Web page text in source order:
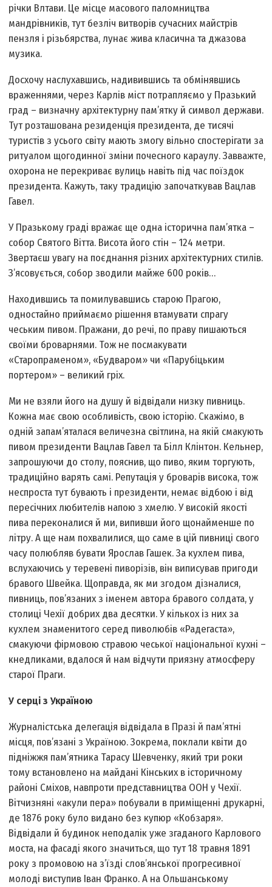
річки Влтави. Це місце масового паломництва
мандрівників, тут безліч витворів сучасних майстрів
пензля і різьбярства, лунає жива класична та джазова
музика.
Досхочу наслухавшись, надивившись та обмінявшись
враженнями, через Карлів міст потрапляємо у Празький
град – визначну архітектурну пам’ятку й символ держави.
Тут розташована резиденція президента, де тисячі
туристів з усього світу мають змогу вільно спостерігати за
ритуалом щогодинної зміни почесного караулу. Завважте,
охорона не перекриває вулиць навіть під час поїздок
президента. Кажуть, таку традицію започаткував Вацлав
Гавел.
У Празькому граді вражає ще одна історична пам’ятка –
собор Святого Вітта. Висота його стін – 124 метри.
Звертаєш увагу на поєднання різних архітектурних стилів.
З’ясовується, собор зводили майже 600 років…
Находившись та помилувавшись старою Прагою,
одностайно приймаємо рішення втамувати спрагу
чеським пивом. Пражани, до речі, по праву пишаються
своїми броварнями. Тож не посмакувати
«Старопраменом», «Будваром» чи «Парубіцьким
портером» – великий гріх.
Ми не взяли його на душу й відвідали низку пивниць.
Кожна має свою особливість, свою історію. Скажімо, в
одній запам’яталася величезна світлина, на якій смакують
пивом президенти Вацлав Гавел та Білл Клінтон. Кельнер,
запрошуючи до столу, пояснив, що пиво, яким торгують,
традиційно варять самі. Репутація у броварів висока, тож
неспроста тут бувають і президенти, немає відбою і від
пересічних любителів напою з хмелю. У високій якості
пива переконалися й ми, випивши його щонайменше по
літру. А ще нам похвалилися, що саме в цій пивниці свого
часу полюбляв бувати Ярослав Гашек. За кухлем пива,
вслухаючись у теревені пиворізів, він виписував пригоди
бравого Швейка. Щоправда, як ми згодом дізналися,
пивниць, пов’язаних з іменем автора бравого солдата, у
столиці Чехії добрих два десятки. У кількох із них за
кухлем знаменитого серед пиволюбів «Радегаста»,
смакуючи фірмовою стравою чеської національної кухні –
кнедликами, вдалося й нам відчути приязну атмосферу
старої Праги.
У серці з Україною
Журналістська делегація відвідала в Празі й пам’ятні
місця, пов’язані з Україною. Зокрема, поклали квіти до
підніжжя пам’ятника Тарасу Шевченку, який три роки
тому встановлено на майдані Кінських в історичному
районі Сміхов, навпроти представництва ООН у Чехії.
Вітчизняні «акули пера» побували в приміщенні друкарні,
де 1876 року було видано без купюр «Кобзаря».
Відвідали й будинок неподалік уже згаданого Карлового
моста, на фасаді якого значиться, що тут 18 травня 1891
року з промовою на з’їзді слов’янської прогресивної
молоді виступив Іван Франко. А на Ольшанському